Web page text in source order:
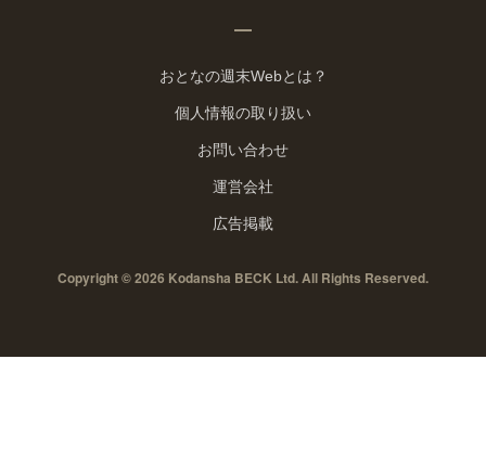
おとなの週末Webとは？
個人情報の取り扱い
お問い合わせ
運営会社
広告掲載
Copyright © 2026 Kodansha BECK Ltd. All Rights Reserved.